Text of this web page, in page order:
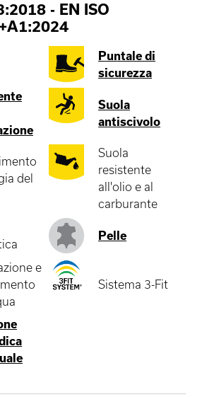
- EN ISO
Puntale di
sicurezza
Suola
antiscivolo
del
Suola
resistente
all'olio e al
carburante
Pelle
e
Sistema 3-Fit